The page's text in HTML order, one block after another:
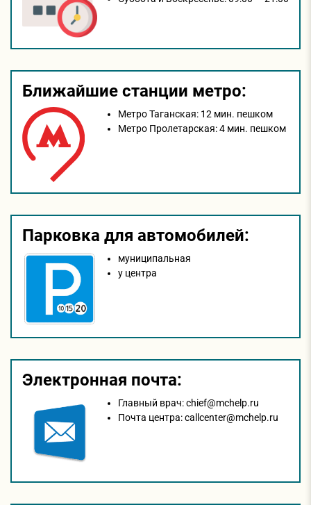
Ближайшие станции метро:
Метро Таганская: 12 мин. пешком
Метро Пролетарская:4 мин. пешком
Парковка для автомобилей:
муниципальная
у центра
Электронная почта:
Главный врач:chief@mchelp.ru
Почта центра:callcenter@mchelp.ru